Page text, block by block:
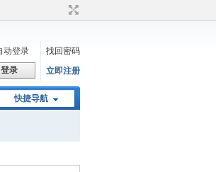
动登录
找回密码
登录 立即注册
快捷导航